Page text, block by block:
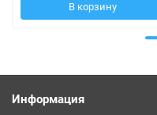
В корзину
Информация